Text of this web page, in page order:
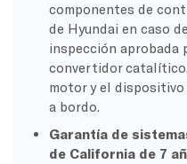
componentes de
de Hyundai en caso
inspección aprobada
convertidor
motor y el
a bordo.
Garantía de
de California de 7